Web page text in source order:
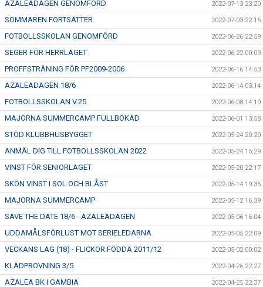
AZALEADAGEN GENOMFÖRD 2022-07-13 23:20
SOMMAREN FORTSÄTTER 2022-07-03 22:16
FOTBOLLSSKOLAN GENOMFÖRD 2022-06-26 22:59
SEGER FÖR HERRLAGET 2022-06-22 00:09
PROFFSTRÄNING FÖR PF2009-2006 2022-06-16 14:53
AZALEADAGEN 18/6 2022-06-14 03:14
FOTBOLLSSKOLAN V.25 2022-06-08 14:10
MAJORNA SUMMERCAMP FULLBOKAD 2022-06-01 13:58
STÖD KLUBBHUSBYGGET 2022-05-24 20:20
ANMÄL DIG TILL FOTBOLLSSKOLAN 2022 2022-05-24 15:29
VINST FÖR SENIORLAGET 2022-05-20 22:17
SKÖN VINST I SOL OCH BLÅST 2022-05-14 19:35
MAJORNA SUMMERCAMP 2022-05-12 16:39
SAVE THE DATE 18/6 - AZALEADAGEN 2022-05-06 16:04
UDDAMÅLSFÖRLUST MOT SERIELEDARNA 2022-05-05 22:09
VECKANS LAG (18) - FLICKOR FÖDDA 2011/12 2022-05-02 00:02
KLÄDPROVNING 3/5 2022-04-26 22:27
AZALEA BK I GAMBIA 2022-04-25 22:37